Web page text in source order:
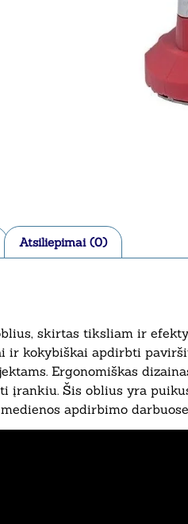
Atsiliepimai (0)
skirtas tiksliam ir
ir kokybiškai apdirbti
Ergonomiškas
įrankiu. Šis oblius yra
apdirbimo